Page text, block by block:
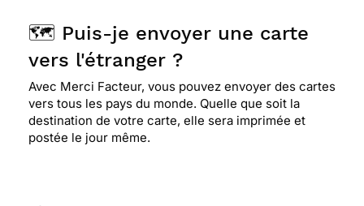
🗺️ Puis-je envoyer une carte
vers l'étranger ?
Avec Merci Facteur, vous pouvez envoyer des cartes
vers tous les pays du monde. Quelle que soit la
destination de votre carte, elle sera imprimée et
postée le jour même.